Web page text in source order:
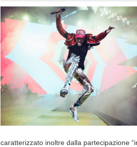
caratterizzato inoltre dalla partecipazione